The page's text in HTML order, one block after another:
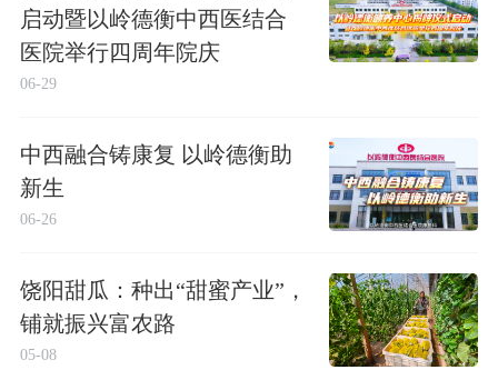
启动暨以岭德衡中西医结合
医院举行四周年院庆
06-29
中西融合铸康复 以岭德衡助
新生
06-26
饶阳甜瓜：种出“甜蜜产业”，
铺就振兴富农路
05-08